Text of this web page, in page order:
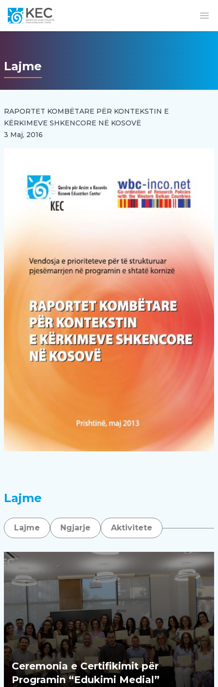
Lajme
RAPORTET KOMBËTARE PËR KONTEKSTIN E
KËRKIMEVE SHKENCORE NË KOSOVË
3 Maj, 2016
Lajme
Lajme Ngjarje Aktivitete
Ceremonia e Certifikimit për
Programin “Edukimi Medial”